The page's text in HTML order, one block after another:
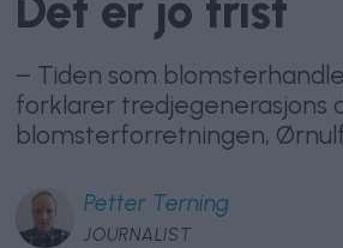
– Tiden som
forklarer tredjegenerasjons
blomsterforretningen, Ørnulf
Petter Terning
JOURNALIST